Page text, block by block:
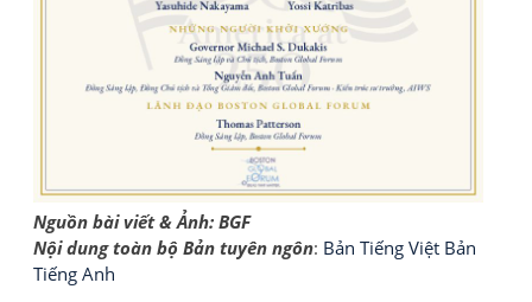
Nguồn bài viết & Ảnh: BGF
Nội dung toàn bộ Bản tuyên ngôn: Bản Tiếng Việt Bản
Tiếng Anh